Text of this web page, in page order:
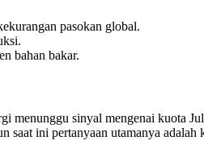
pasokan global.
bahan bakar.
menunggu sinyal mengenai kuota
ini pertanyaan utamanya